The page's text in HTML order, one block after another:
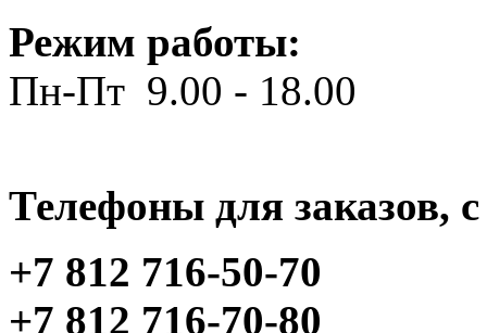
Режим работы:
Пн-Пт 9.00 - 18.00
Телефоны для заказов,
+7 812 716-50-70
+7 812 716-70-80